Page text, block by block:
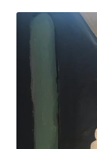
Künstler:innen